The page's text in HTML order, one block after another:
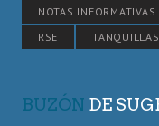
NOTAS INFORMATIVAS
RSE
TANQUILLAS
BUZÓN DE